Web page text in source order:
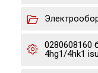
0280608160
4hg1/4hk1